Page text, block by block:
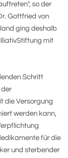
so der
Gottfried von
ging deshalb
mit
Schritt
der
die Versorgung
werden kann,
für die
und sterbender